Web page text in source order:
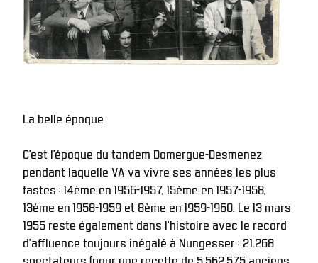
La belle époque
C’est l’époque du tandem Domergue-Desmenez
pendant laquelle VA va vivre ses années les plus
fastes : 14ème en 1956-1957, 15ème en 1957-1958,
13ème en 1958-1959 et 8ème en 1959-1960. Le 13 mars
1955 reste également dans l’histoire avec le record
d’affluence toujours inégalé à Nungesser : 21.268
spectateurs (pour une recette de 5.562.575 anciens